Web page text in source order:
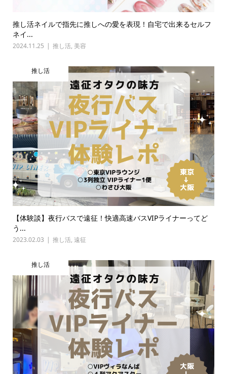
推し活ネイルで指先に推しへの愛を表現！自宅で出来るセルフ
ネイ...
2024.11.25 推し活, 美容
推し活
【体験談】夜行バスで遠征！快適高速バスVIPライナーってど
う...
2023.02.03 推し活, 遠征
推し活